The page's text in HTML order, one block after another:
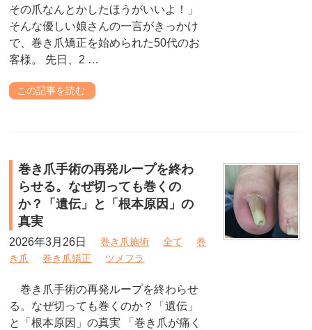
その爪なんとかしたほうがいいよ！」
そんな優しい娘さんの一言がきっかけ
で、巻き爪矯正を始められた50代のお
客様。 先日、2 …
この記事を読む
巻き爪手術の再発ループを終わ
らせる。なぜ切っても巻くの
か？「遺伝」と「根本原因」の
真実
2026年3月26日 巻き爪施術 全て
巻
き爪
巻き爪矯正 ツメフラ
巻き爪手術の再発ループを終わらせ
る。なぜ切っても巻くのか？「遺伝」
と「根本原因」の真実 「巻き爪が痛く